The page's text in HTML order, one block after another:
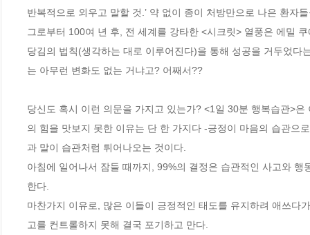
반복적으로 외우고 말할 것.’ 약 없이 종이 처방만으로 나은 환자
그로부터 100여 년 후, 전 세계를 강타한 <시크릿> 열풍은 에밀
당김의 법칙(생각하는 대로 이루어진다)을 통해 성공을 거두었
는 아무런 변화도 없는 거냐고? 어째서??
당신도 혹시 이런 의문을 가지고 있는가? <1일 30분 행복습관>
의 힘을 맛보지 못한 이유는 단 한 가지다 -긍정이 마음의 습관으
과 말이 습관처럼 튀어나오는 것이다.
아침에 일어나서 잠들 때까지, 99%의 결정은 습관적인 사고와
한다.
마찬가지 이유로, 많은 이들이 긍정적인 태도를 유지하려 애쓰다
고를 컨트롤하지 못해 결국 포기하고 만다.